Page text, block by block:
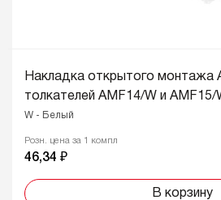
Накладка открытого монтажа
толкателей AMF14/W и AMF15/
W - Белый
Розн. цена за 1 компл
46,34 ₽
В корзину